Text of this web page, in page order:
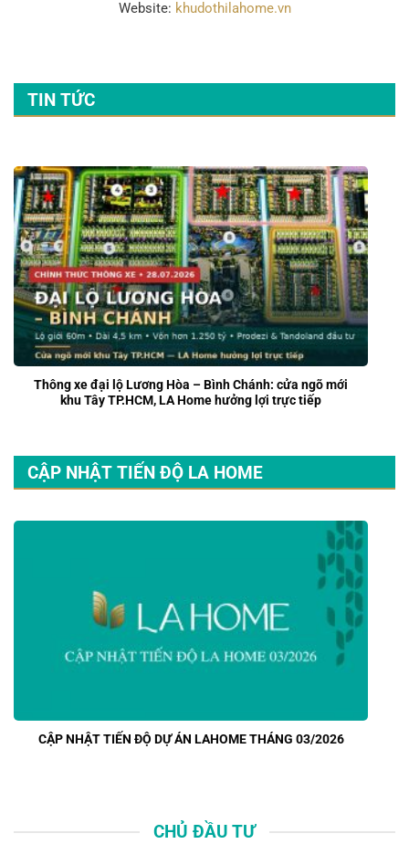
Website: khudothilahome.vn
TIN TỨC
Thông xe đại lộ Lương Hòa – Bình Chánh: cửa ngõ mới
khu Tây TP.HCM, LA Home hưởng lợi trực tiếp
CẬP NHẬT TIẾN ĐỘ LA HOME
CẬP NHẬT TIẾN ĐỘ DỰ ÁN LAHOME THÁNG 03/2026
CHỦ ĐẦU TƯ